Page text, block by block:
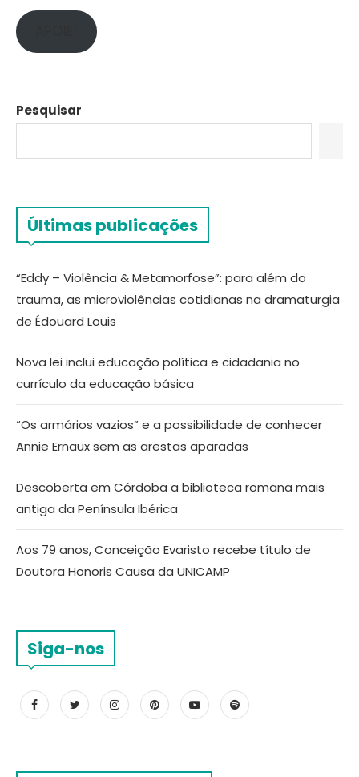
Pesquisar
Últimas publicações
“Eddy – Violência & Metamorfose”: para além do
trauma, as microviolências cotidianas na dramaturgia
de Édouard Louis
Nova lei inclui educação política e cidadania no
currículo da educação básica
“Os armários vazios” e a possibilidade de conhecer
Annie Ernaux sem as arestas aparadas
Descoberta em Córdoba a biblioteca romana mais
antiga da Península Ibérica
Aos 79 anos, Conceição Evaristo recebe título de
Doutora Honoris Causa da UNICAMP
Siga-nos